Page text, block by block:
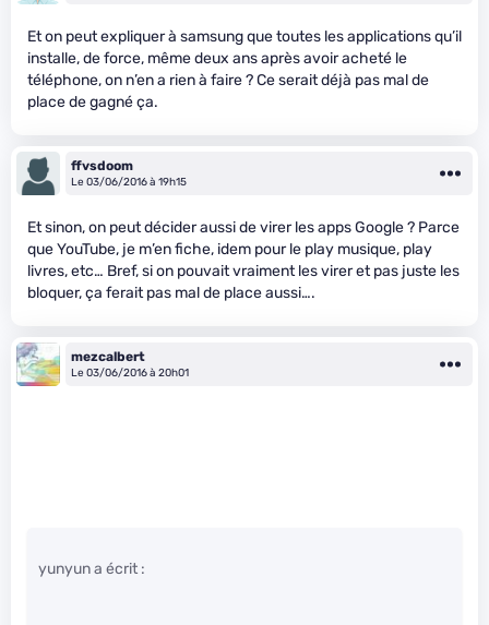
Et on peut expliquer à samsung que toutes les applications qu’il
installe, de force, même deux ans après avoir acheté le
téléphone, on n’en a rien à faire ? Ce serait déjà pas mal de
place de gagné ça.
ffvsdoom
Le 03/06/2016 à 19h15
Et sinon, on peut décider aussi de virer les apps Google ? Parce
que YouTube, je m’en fiche, idem pour le play musique, play
livres, etc… Bref, si on pouvait vraiment les virer et pas juste les
bloquer, ça ferait pas mal de place aussi….
mezcalbert
Le 03/06/2016 à 20h01
yunyun a écrit :